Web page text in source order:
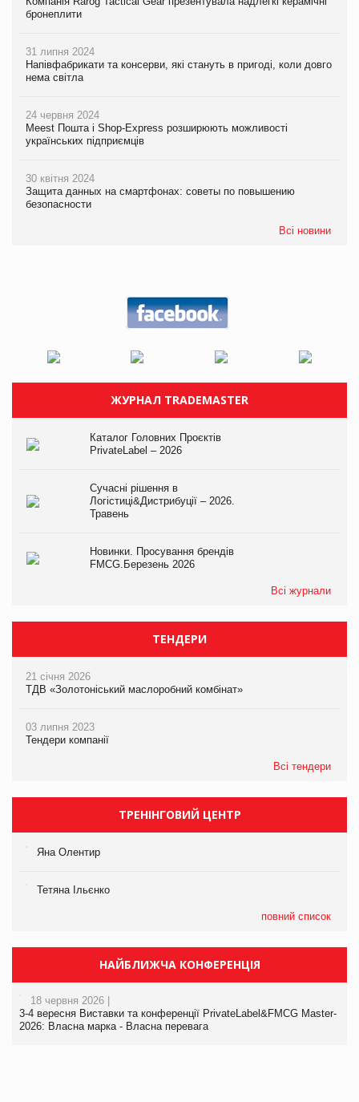
бронеплити
31 липня 2024
Напівфабрикати та консерви, які стануть в пригоді, коли довго
нема світла
24 червня 2024
Meest Пошта і Shop-Express розширюють можливості
українських підприємців
30 квітня 2024
Защита данных на смартфонах: советы по повышению
безопасности
Всі новини
ЖУРНАЛ TRADEMASTER
Каталог Головних Проєктів
PrivateLabel – 2026
Сучасні рішення в
Логістиці&Дистрибуції – 2026.
Травень
Новинки. Просування брендів
FMCG.Березень 2026
Всі журнали
ТЕНДЕРИ
21 січня 2026
ТДВ «Золотоніський маслоробний комбінат»
03 липня 2023
Тендери компанії
Всі тендери
ТРЕНІНГОВИЙ ЦЕНТР
Яна Олентир
Тетяна Ільєнко
повний список
НАЙБЛИЖЧА КОНФЕРЕНЦІЯ
18 червня 2026 |
3-4 вересня Виставки та конференції PrivateLabel&FMCG Master-
2026: Власна марка - Власна перевага